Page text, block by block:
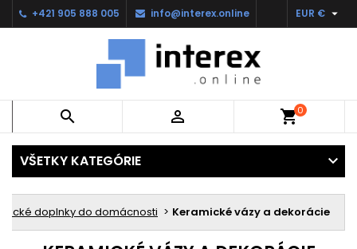
+421 905 888 005 info@interex.online EUR € 
  shopping_cart0
VŠETKY KATEGÓRIE
doplnky do domácnosti Keramické vázy a dekorácie